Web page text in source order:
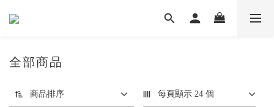
全部商品
商品排序 每頁顯示 24 個